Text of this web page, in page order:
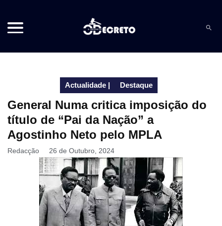
Actualidade| Destaque
General Numa critica imposição do
título de “Pai da Nação” a
Agostinho Neto pelo MPLA
Redacção 26 de Outubro, 2024